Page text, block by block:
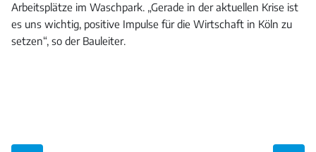
Arbeitsplätze im Waschpark. „Gerade in der aktuellen Krise ist
es uns wichtig, positive Impulse für die Wirtschaft in Köln zu
setzen“, so der Bauleiter.